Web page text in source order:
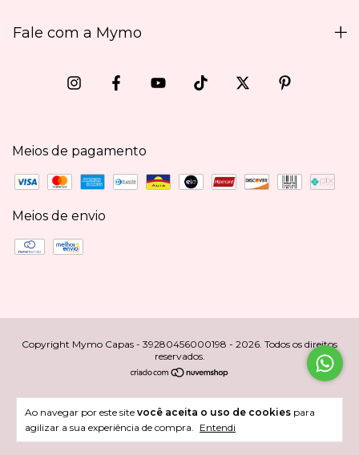
Ao navegar por este site você aceita o uso de cookies para
agilizar a sua experiência de compra. Entendi
Fale com a Mymo
Meios de pagamento
Meios de envio
Copyright Mymo Capas - 39280456000198 - 2026. Todos os direitos
reservados.